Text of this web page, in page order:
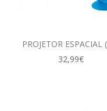
PROJETOR ESPACIAL
32,99€